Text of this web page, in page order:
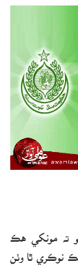
ته مونکي ھڪ
نوڪري ٿا وٺن